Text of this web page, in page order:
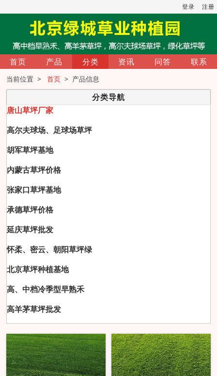
登录 注册
首页 产品 分类 资讯 问答 联系
当前位置 >首页 > 产品信息
分类导航
唐山草坪厂家
高尔夫球场、足球场草坪
胡军草坪基地
内蒙古草坪价格
张家口草坪基地
承德草坪价格
延庆草坪批发
怀柔、密云、朝阳草坪绿
北京草坪种植基地
高、中档冷季型早熟禾
高羊茅草坪批发